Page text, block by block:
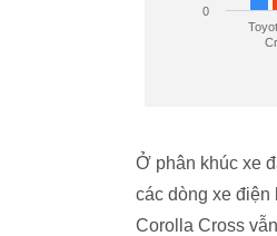
Ở phân khúc xe
các dòng xe điện
Corolla Cross